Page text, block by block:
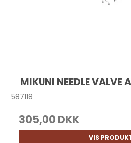
MIKUNI NEEDLE VALVE
587118
305,00 DKK
VIS